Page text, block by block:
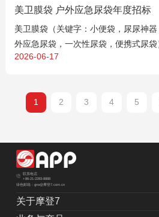
美卫膜袋 户外应急尿袋年度招标
美卫膜袋（关键字：小便袋，尿尿神
外应急尿袋，一次性尿袋，便携式尿
2026-06-17
1 2 3 4 5
联系电话
+86-21-2283-8888
绿色邮箱：grw@摩登7.com.cn
关于摩登7